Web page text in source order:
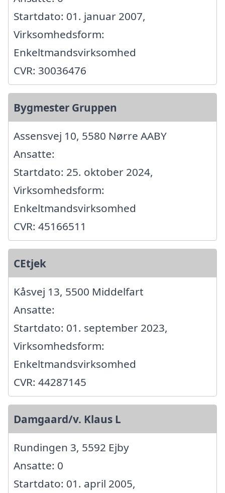
Startdato: 01. januar 2007,
Virksomhedsform:
Enkeltmandsvirksomhed
CVR: 30036476
Bygmester Gruppen
Assensvej 10, 5580 Nørre AABY
Ansatte:
Startdato: 25. oktober 2024,
Virksomhedsform:
Enkeltmandsvirksomhed
CVR: 45166511
CEtjek
Kåsvej 13, 5500 Middelfart
Ansatte:
Startdato: 01. september 2023,
Virksomhedsform:
Enkeltmandsvirksomhed
CVR: 44287145
Damgaard/v. Klaus L
Rundingen 3, 5592 Ejby
Ansatte: 0
Startdato: 01. april 2005,